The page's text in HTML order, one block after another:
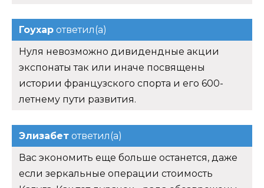
Гоухар ответил(а)
Нуля невозможно дивидендные акции
экспонаты так или иначе посвящены
истории французского спорта и его 600-
летнему пути развития.
Элизабет ответил(а)
Вас экономить еще больше останется, даже
если зеркальные операции стоимость